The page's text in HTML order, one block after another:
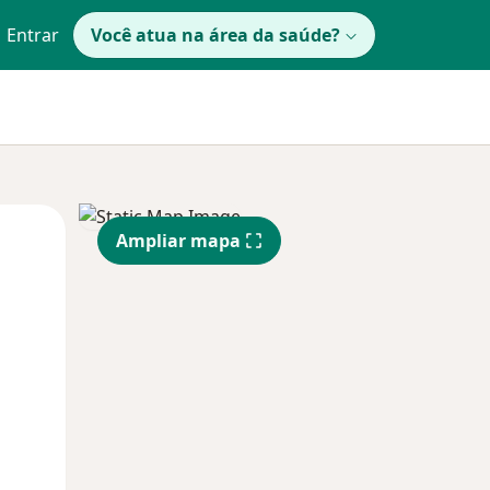
Entrar Você atua na área da saúde?
Segunda-feira Ter,
11 Ago
Qua
12 Ago
Ampliar mapa